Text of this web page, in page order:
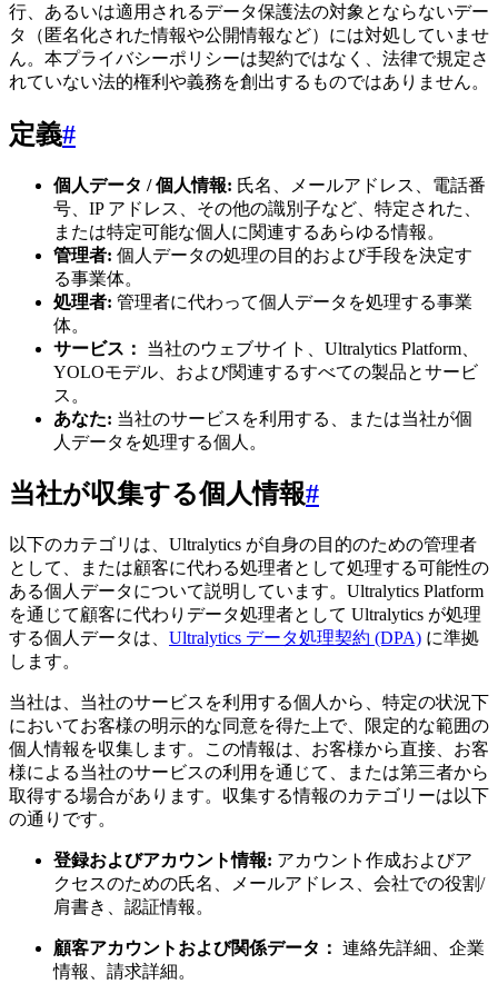
行、あるいは適用されるデータ保護法の対象とならないデー
タ（匿名化された情報や公開情報など）には対処していませ
ん。本プライバシーポリシーは契約ではなく、法律で規定さ
れていない法的権利や義務を創出するものではありません。
定義#
個人データ / 個人情報: 氏名、メールアドレス、電話番
号、IP アドレス、その他の識別子など、特定された、
または特定可能な個人に関連するあらゆる情報。
管理者: 個人データの処理の目的および手段を決定す
る事業体。
処理者: 管理者に代わって個人データを処理する事業
体。
サービス：
当社のウェブサイト、Ultralytics Platform、
YOLOモデル、および関連するすべての製品とサービ
ス。
あなた: 当社のサービスを利用する、または当社が個
人データを処理する個人。
当社が収集する個人情報#
以下のカテゴリは、Ultralytics が自身の目的のための管理者
として、または顧客に代わる処理者として処理する可能性の
ある個人データについて説明しています。Ultralytics Platform
を通じて顧客に代わりデータ処理者として Ultralytics が処理
する個人データは、 Ultralytics データ処理契約 (DPA) に準拠
します。
当社は、当社のサービスを利用する個人から、特定の状況下
においてお客様の明示的な同意を得た上で、限定的な範囲の
個人情報を収集します。この情報は、お客様から直接、お客
様による当社のサービスの利用を通じて、または第三者から
取得する場合があります。収集する情報のカテゴリーは以下
の通りです。
登録およびアカウント情報: アカウント作成およびア
クセスのための氏名、メールアドレス、会社での役割/
肩書き、認証情報。
顧客アカウントおよび関係データ： 連絡先詳細、企業
情報、請求詳細。